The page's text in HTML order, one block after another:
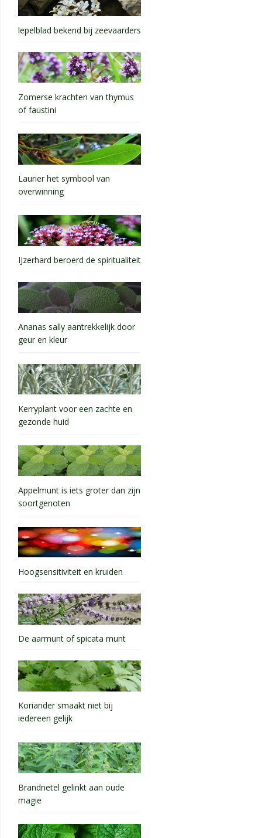
lepelblad bekend bij zeevaarders
Zomerse krachten van thymus
of faustini
Laurier het symbool van
overwinning
IJzerhard beroerd de spiritualiteit
Ananas sally aantrekkelijk door
geur en kleur
Kerryplant voor een zachte en
gezonde huid
Appelmunt is iets groter dan zijn
soortgenoten
Hoogsensitiviteit en kruiden
De aarmunt of spicata munt
Koriander smaakt niet bij
iedereen gelijk
Brandnetel gelinkt aan oude
magie